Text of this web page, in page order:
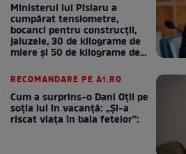
Ministerul lui Pîslaru a
cumpărat tensiometre,
bocanci pentru construcții,
jaluzele, 30 de kilograme de
miere și 50 de kilograme de
RECOMANDARE PE A1.RO
Cum a surprins-o Dani Oțil pe
soția lui în vacanță: „Și-a
riscat viața în baia fetelor”: